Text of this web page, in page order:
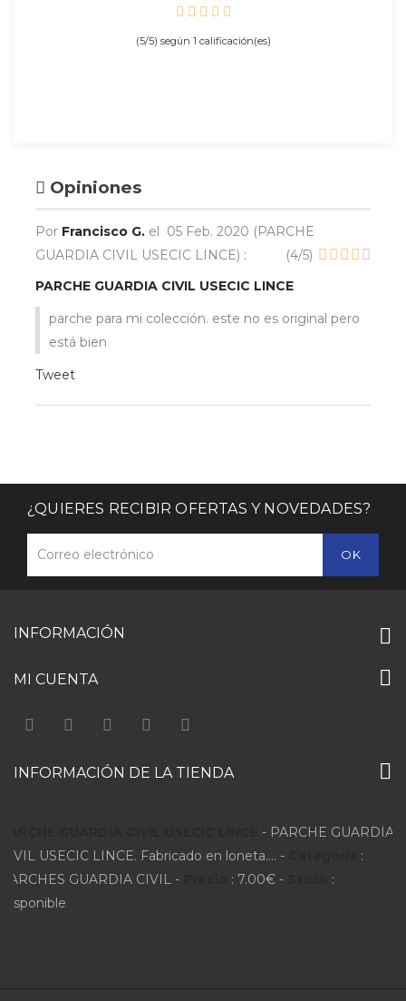
(5/5) según 1 calificación(es)
Opiniones
Por Francisco G. el 05 Feb. 2020 (PARCHE
GUARDIA CIVIL USECIC LINCE) : (4/5)
PARCHE GUARDIA CIVIL USECIC LINCE
parche para mi colección. este no es original pero
está bien
Tweet
¿QUIERES RECIBIR OFERTAS Y NOVEDADES?
INFORMACIÓN
MI CUENTA
INFORMACIÓN DE LA TIENDA
- PARCHE GUARDIA
CIVIL USECIC LINCE. Fabricado en loneta.... -
:
PARCHES GUARDIA CIVIL - : 7.00€ -
:
Disponible